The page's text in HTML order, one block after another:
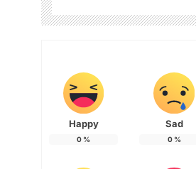
Happy
0 %
Sad
0%